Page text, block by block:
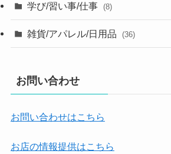
学び/習い事/仕事 (8)
雑貨/アパレル/日用品 (36)
お問い合わせ
お問い合わせはこちら
お店の情報提供はこちら